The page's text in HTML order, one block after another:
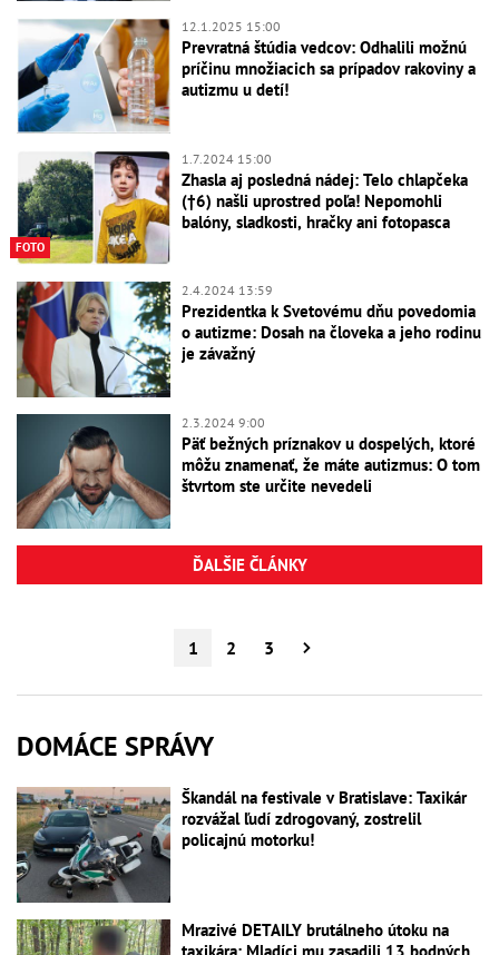
12.1.2025 15:00
Prevratná štúdia vedcov: Odhalili možnú
príčinu množiacich sa prípadov rakoviny a
autizmu u detí!
FOTO
1.7.2024 15:00
Zhasla aj posledná nádej: Telo chlapčeka
(†6) našli uprostred poľa! Nepomohli
balóny, sladkosti, hračky ani fotopasca
2.4.2024 13:59
Prezidentka k Svetovému dňu povedomia
o autizme: Dosah na človeka a jeho rodinu
je závažný
2.3.2024 9:00
Päť bežných príznakov u dospelých, ktoré
môžu znamenať, že máte autizmus: O tom
štvrtom ste určite nevedeli
ĎALŠIE ČLÁNKY
1 2 3
DOMÁCE SPRÁVY
Škandál na festivale v Bratislave: Taxikár
rozvážal ľudí zdrogovaný, zostrelil
policajnú motorku!
Mrazivé DETAILY brutálneho útoku na